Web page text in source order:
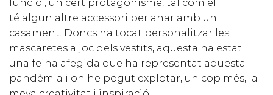
funció , un cert protagonisme, tal com el
té algun altre accessori per anar amb un
casament. Doncs ha tocat personalitzar les
mascaretes a joc dels vestits, aquesta ha estat
una feina afegida que ha representat aquesta
pandèmia i on he pogut explotar, un cop més, la